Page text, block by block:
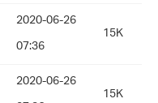
2020-06-26
07:36
15K
2020-06-26
15K